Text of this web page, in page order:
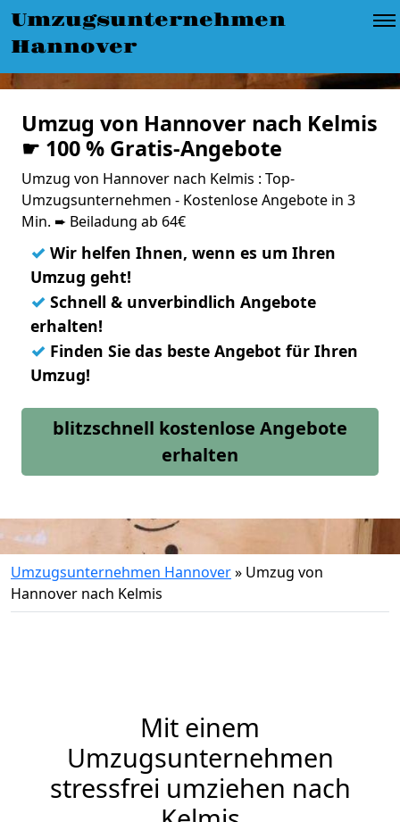
Umzugsunternehmen
Hannover
Umzug von Hannover nach Kelmis
☛ 100 % Gratis-Angebote
Umzug von Hannover nach Kelmis : Top-
Umzugsunternehmen - Kostenlose Angebote in 3
Min. ➨ Beiladung ab 64€
✓ Wir helfen Ihnen, wenn es um Ihren
Umzug geht!
✓ Schnell & unverbindlich Angebote
erhalten!
✓ Finden Sie das beste Angebot für Ihren
Umzug!
blitzschnell kostenlose Angebote
erhalten
Umzugsunternehmen Hannover» Umzug von
Hannover nach Kelmis
Mit einem
Umzugsunternehmen
stressfrei umziehen nach